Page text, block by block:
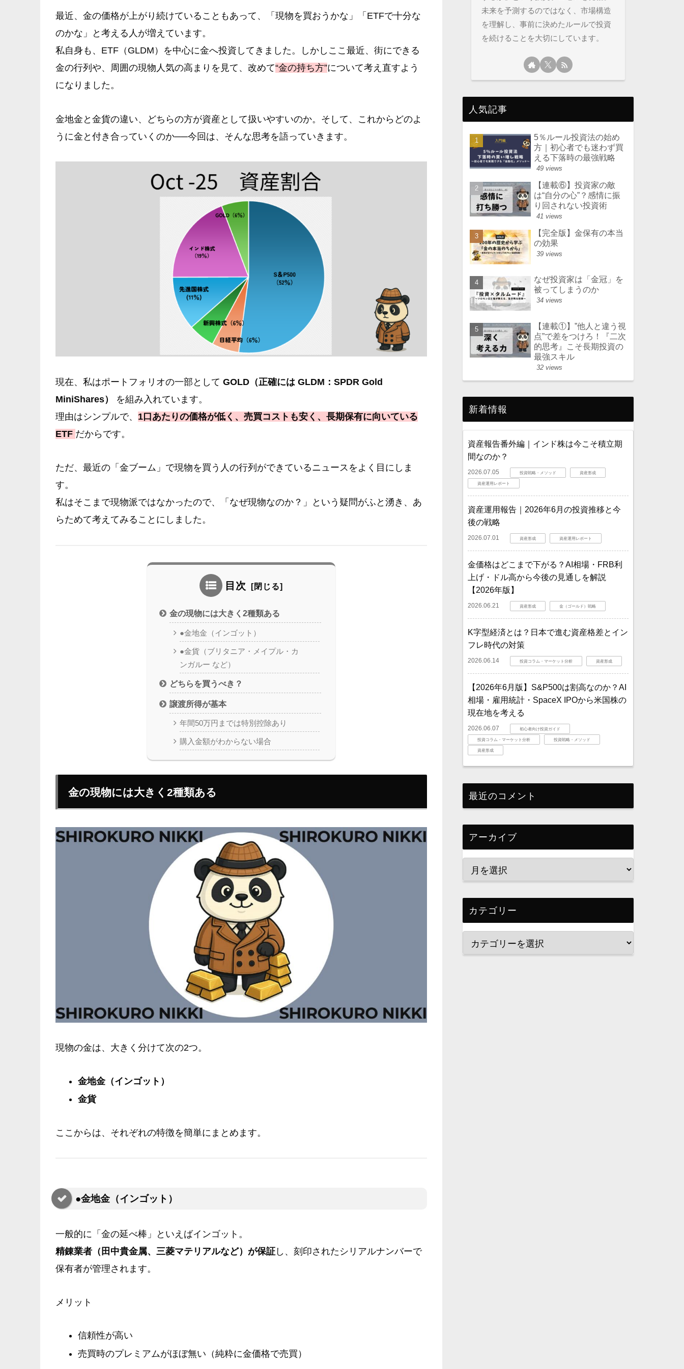
最近、金の価格が上がり続けていることもあって、「現物を買おうかな」「ETFで十分な
のかな」と考える人が増えています。
私自身も、ETF（GLDM）を中心に金へ投資してきました。しかしここ最近、街にできる
金の行列や、周囲の現物人気の高まりを見て、改めて“金の持ち方”について考え直すよう
になりました。
金地金と金貨の違い、どちらの方が資産として扱いやすいのか。そして、これからどのよ
うに金と付き合っていくのか──今回は、そんな思考を語っていきます。
現在、私はポートフォリオの一部として GOLD（正確には GLDM：SPDR Gold
MiniShares）
を組み入れています。
理由はシンプルで、 1口あたりの価格が低く、売買コストも安く、長期保有に向いている
ETF だからです。
ただ、最近の「金ブーム」で現物を買う人の行列ができているニュースをよく目にしま
す。
私はそこまで現物派ではなかったので、「なぜ現物なのか？」という疑問がふと湧き、あ
らためて考えてみることにしました。
目次
金の現物には大きく2種類ある
●金地金（インゴット）
●金貨（ブリタニア・メイプル・カ
ンガルー など）
どちらを買うべき？
譲渡所得が基本
年間50万円までは特別控除あり
購入金額がわからない場合
金の現物には大きく2種類ある
現物の金は、大きく分けて次の2つ。
金地金（インゴット）
金貨
ここからは、それぞれの特徴を簡単にまとめます。
●金地金（インゴット）
一般的に「金の延べ棒」といえばインゴット。
精錬業者（田中貴金属、三菱マテリアルなど）が保証 し、刻印されたシリアルナンバーで
保有者が管理されます。
メリット
信頼性が高い
売買時のプレミアムがほぼ無い（純粋に金価格で売買）
未来を予測するのではなく、市場構造
を理解し、事前に決めたルールで投資
を続けることを大切にしています。
人気記事
5％ルール投資法の始め
方｜初心者でも迷わず買
える下落時の最強戦略
49 views
【連載⑥】投資家の敵
は“自分の心”？感情に振
り回されない投資術
41 views
【完全版】金保有の本当
の効果
39 views
なぜ投資家は「金冠」を
被ってしまうのか
34 views
【連載①】”他人と違う視
点”で差をつけろ！『二次
的思考』こそ長期投資の
最強スキル
32 views
新着情報
資産報告番外編｜インド株は今こそ積立期
間なのか？
2026.07.05 投資戦略・メソッド 資産形成
資産運用レポート
資産運用報告｜2026年6月の投資推移と今
後の戦略
2026.07.01 資産形成 資産運用レポート
金価格はどこまで下がる？AI相場・FRB利
上げ・ドル高から今後の見通しを解説
【2026年版】
2026.06.21 資産形成 金（ゴールド）戦略
K字型経済とは？日本で進む資産格差とイン
フレ時代の対策
2026.06.14 投資コラム・マーケット分析 資産形成
【2026年6月版】S&P500は割高なのか？AI
相場・雇用統計・SpaceX IPOから米国株の
現在地を考える
2026.06.07 初心者向け投資ガイド
投資コラム・マーケット分析 投資戦略・メソッド
資産形成
最近のコメント
アーカイブ
カテゴリー